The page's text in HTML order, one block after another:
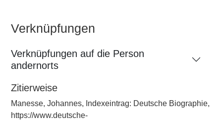
Verknüpfungen
Verknüpfungen auf die Person
andernorts
Zitierweise
Manesse, Johannes, Indexeintrag: Deutsche Biographie,
https://www.deutsche-